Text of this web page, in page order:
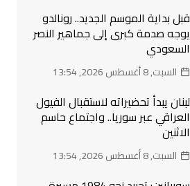
قبل بداية الموسم الجديد.. رونالدو
يوجه صدمة كبرى إلى جماهير النصر
السعودي
السبت, 8 أغسطس 2026, 13:54
لبنان يبدأ تحضيراته لاستقبال الفيول
العراقي عبر سوريا.. واجتماع حاسم
الاثنين
السبت, 8 أغسطس 2026, 13:54